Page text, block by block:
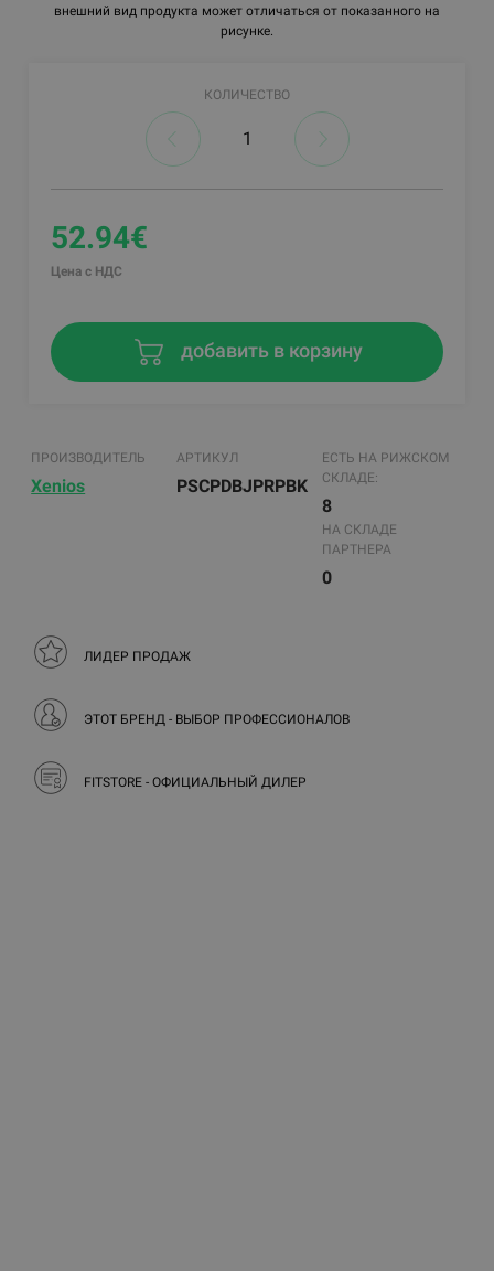
внешний вид продукта может отличаться от показанного на
рисунке.
КОЛИЧЕСТВО
52.94€
Цена с НДС
добавить в корзину
ПРОИЗВОДИТЕЛЬ
Xenios
АРТИКУЛ
PSCPDBJPRPBK
ЕСТЬ НА РИЖСКОМ
СКЛАДЕ:
8
НА СКЛАДЕ
ПАРТНЕРА
0
ЛИДЕР ПРОДАЖ
ЭТОТ БРЕНД - ВЫБОР ПРОФЕССИОНАЛОВ
FITSTORE - ОФИЦИАЛЬНЫЙ ДИЛЕР